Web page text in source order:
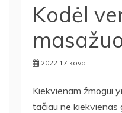
Kodėl
2022 17 kovo
Kiekvienam žmogui
tačiau ne kiekvienas